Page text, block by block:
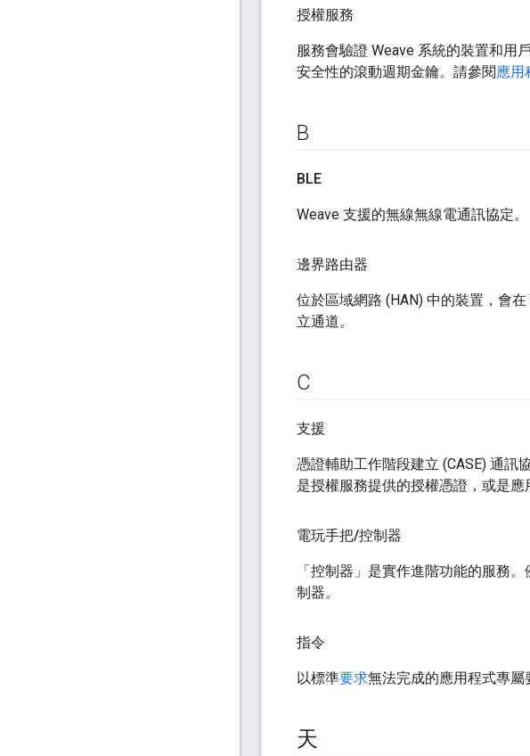
授權服務
服務會驗證 Weave 系統的裝置和用
安全性的滾動週期金鑰。請參閱應用
B
BLE
Weave 支援的無線無線電通訊協定。
邊界路由器
位於區域網路 (HAN) 中的裝置，會
立通道。
C
支援
憑證輔助工作階段建立 (CASE) 通訊
是授權服務提供的授權憑證，或是
電玩手把/控制器
「控制器」是實作進階功能的服務
制器。
指令
以標準要求無法完成的應用程式專屬
天